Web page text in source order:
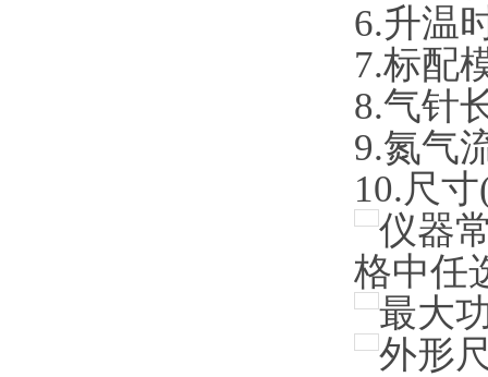
6.升温
7.标配
8.气针
9.氮气
10.尺寸
仪器
格中任
最大
外形